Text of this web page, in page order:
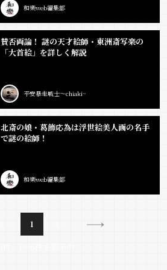
和樂web編集部
賛否両論！ 謎の天才絵師・東洲斎写楽の
「大首絵」を詳しく解説
平安暴走戦士～chiaki~
北斎の娘・葛飾応為は浮世絵美人画の名手
で謎の絵師！
和樂web編集部
1